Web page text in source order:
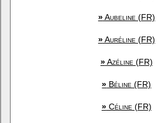
»Aubeline (FR)
»Auréline (FR)
»Azéline (FR)
» Béline (FR)
»Céline (FR)